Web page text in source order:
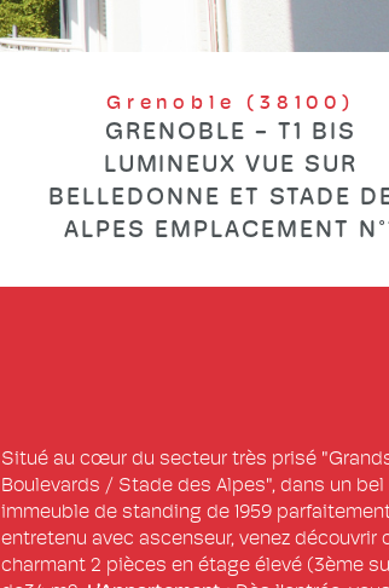
Grenoble (38100)
GRENOBLE - T1 BIS
LUMINEUX VUE SUR
BELLEDONNE ET STADE
ALPES EMPLACEMENT
Situé au cœur du secteur très prisé
Boulevards / Stade des Alpes", dans un bel
immeuble de standing de 1959
entretenu avec ascenseur, venez découvrir
charmant 2 pièces en étage élevé (3ème